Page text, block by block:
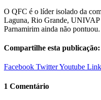
O QFC é o líder isolado da
Laguna, Rio Grande, UNIVAP
Parnamirim ainda não pontuou.
Compartilhe esta publicação:
Facebook TwitterYoutube
1 Comentário